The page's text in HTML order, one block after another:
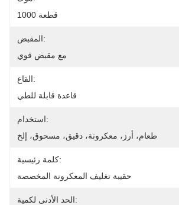
1000 قطعة
المقبض:
مع مقبض قوي
القاع:
قاعدة قابلة للطي
استخدام:
طعام، أرز، معكرونة، دقيق، مسحوق، إلخ
كلمة رئيسية:
حقيبة تغليف المعكرونة المخصصة
الحد الأدنى لكمية: